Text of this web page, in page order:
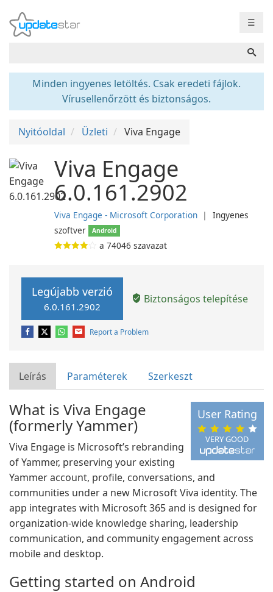
☰
Minden ingyenes letöltés. Csak eredeti fájlok.
Vírusellenőrzött és biztonságos.
Nyitóoldal Üzleti Viva Engage
Viva Engage
6.0.161.2902
Viva Engage - Microsoft Corporation ❘ Ingyenes
szoftver
Android
a 74046 szavazat
Legújabb verzió
6.0.161.2902
Biztonságos telepítése
Report a Problem
Leírás Paraméterek Szerkeszt
VERY GOOD
User Rating
What is Viva Engage
(formerly Yammer)
Viva Engage is Microsoft’s rebranding
of Yammer, preserving your existing
Yammer account, profile, conversations, and
communities under a new Microsoft Viva identity. The
app integrates with Microsoft 365 and is designed for
organization-wide knowledge sharing, leadership
communication, and community engagement across
mobile and desktop.
Getting started on Android